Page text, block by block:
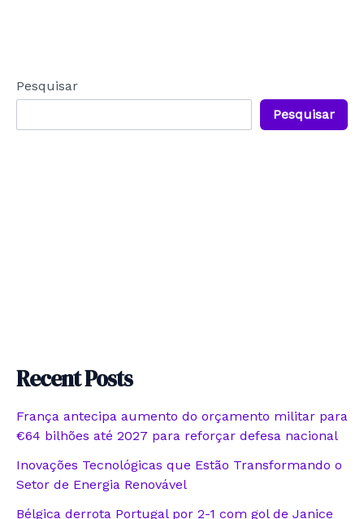
Pesquisar
Pesquisar
Recent Posts
França antecipa aumento do orçamento militar para
€64 bilhões até 2027 para reforçar defesa nacional
Inovações Tecnológicas que Estão Transformando o
Setor de Energia Renovável
Bélgica derrota Portugal por 2-1 com gol de Janice